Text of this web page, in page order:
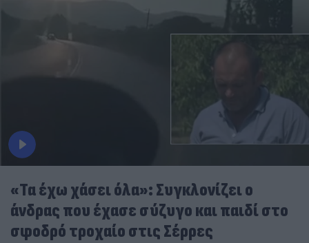
«Τα έχω χάσει όλα»: Συγκλονίζει ο
άνδρας που έχασε σύζυγο και παιδί στο
σφοδρό τροχαίο στις Σέρρες